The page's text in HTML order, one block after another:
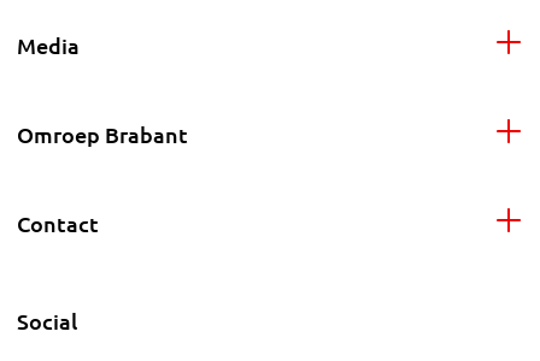
Media
Omroep Brabant
Contact
Social